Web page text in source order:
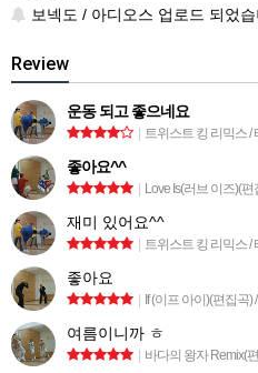
보넥도 / 아디오스 업로드 되었
Review
운동 되고 좋으네요
| 트위스트 킹 리믹스 /
좋아요^^
| Love Is(러브 이즈)(
재미 있어요^^
| 트위스트 킹 리믹스 /
좋아요
| If (이프 아이)(편집곡)
여름이니까 ㅎ
| 바다의 왕자 Remix(